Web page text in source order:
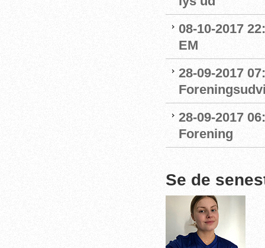
08-10-2017
EM
28-09-2017
28-09-2017
Forening
Se de